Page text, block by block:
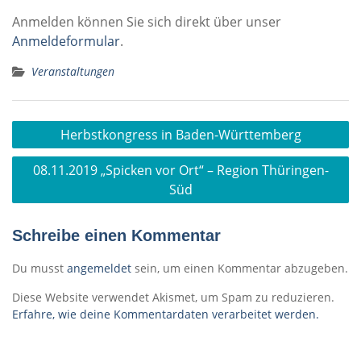
Anmelden können Sie sich direkt über unser
Anmeldeformular.
Veranstaltungen
Beitragsnavigation
Herbstkongress in Baden-Württemberg
08.11.2019 „Spicken vor Ort“ – Region Thüringen-
Süd
Schreibe einen Kommentar
Du musst angemeldet sein, um einen Kommentar abzugeben.
Diese Website verwendet Akismet, um Spam zu reduzieren.
Erfahre, wie deine Kommentardaten verarbeitet werden.